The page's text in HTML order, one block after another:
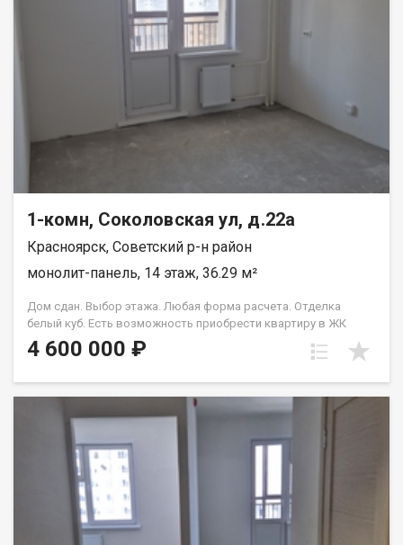
1-комн, Соколовская ул, д.22а
Красноярск, Советский р-н район
монолит-панель, 14 этаж, 36.29 м²
Дом сдан. Выбор этажа. Любая форма расчета. Отделка
белый куб. Есть возможность приобрести квартиру в ЖК
Аринский, под семейную ипотеку сбербанк, со ставкой 4.5 % на
весь срок кредита. Совкомбанк 3.9% на весь срок кредита.
4 600 000 ₽